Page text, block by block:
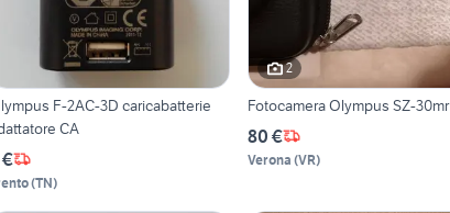
F-2AC-3D caricabatterie
CA
(TN)
2
Fotocamera Olympus SZ-30mr
80 €
Verona (VR)